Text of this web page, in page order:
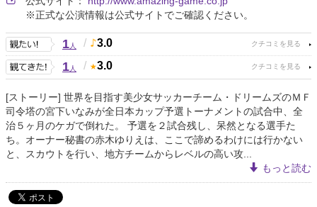
※正式な公演情報は公式サイトでご確認ください。
1人 / 3.0
1人 / 3.0
[ストーリー] 世界を目指す美少女サッカーチーム・ドリームズのＭＦ
司令塔の宮下いなみが全日本カップ予選トーナメントの試合中、全
治５ヶ月のケガで倒れた。 予選を２試合残し、呆然となる選手た
ち。オーナー秘書の赤木ゆりえは、ここで諦めるわけには行かない
と、スカウトを行い、地方チームからレベルの高い攻...
もっと読む